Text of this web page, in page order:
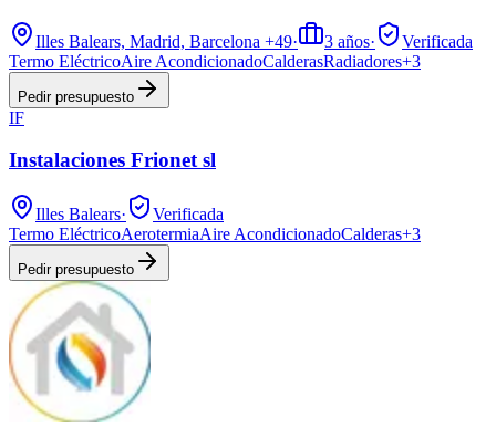
Illes Balears, Madrid, Barcelona +49· 3 años·
Verificada
Termo EléctricoAire AcondicionadoCalderasRadiadores+3
Pedir presupuesto
IF
Instalaciones Frionet sl
Illes Balears·
Verificada
Termo EléctricoAerotermiaAire AcondicionadoCalderas+3
Pedir presupuesto